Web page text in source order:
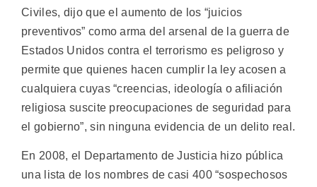
Civiles, dijo que el aumento de los “juicios
preventivos” como arma del arsenal de la guerra de
Estados Unidos contra el terrorismo es peligroso y
permite que quienes hacen cumplir la ley acosen a
cualquiera cuyas “creencias, ideología o afiliación
religiosa suscite preocupaciones de seguridad para
el gobierno”, sin ninguna evidencia de un delito real.
En 2008, el Departamento de Justicia hizo pública
una lista de los nombres de casi 400 “sospechosos